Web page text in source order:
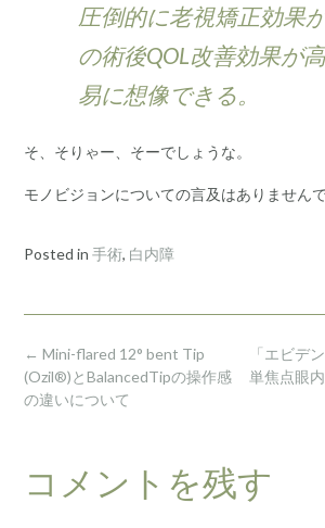
圧倒的に老視矯正効果
の術後QOL改善効果が
易に想像できる。
そ、そりゃー、そーでしょうな。
モノビジョンについての言及はありませんで
Posted in 手術, 白内障
Post
navigation
「エビデ
単焦点眼
← Mini-flared 12° bent Tip
(Ozil®)とBalancedTipの操作感
の違いについて
コメントを残す